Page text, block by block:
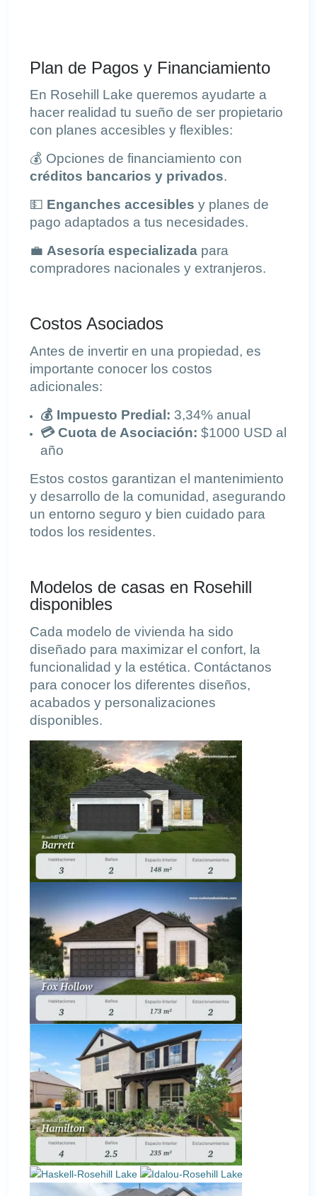
Plan de Pagos y Financiamiento
En Rosehill Lake queremos ayudarte a
hacer realidad tu sueño de ser propietario
con planes accesibles y flexibles:
💰 Opciones de financiamiento con
créditos bancarios y privados.
💵 Enganches accesibles y planes de
pago adaptados a tus necesidades.
💼 Asesoría especializada para
compradores nacionales y extranjeros.
Costos Asociados
Antes de invertir en una propiedad, es
importante conocer los costos
adicionales:
💰 Impuesto Predial: 3,34% anual
💳 Cuota de Asociación: $1000 USD al
año
Estos costos garantizan el mantenimiento
y desarrollo de la comunidad, asegurando
un entorno seguro y bien cuidado para
todos los residentes.
Modelos de casas en Rosehill
disponibles
Cada modelo de vivienda ha sido
diseñado para maximizar el confort, la
funcionalidad y la estética. Contáctanos
para conocer los diferentes diseños,
acabados y personalizaciones
disponibles.